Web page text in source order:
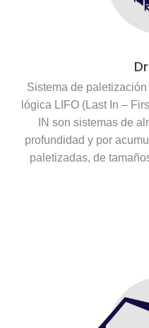
Sistema de
lógica LIFO (Last In –
IN son sistemas de
profundidad y por
paletizadas, de